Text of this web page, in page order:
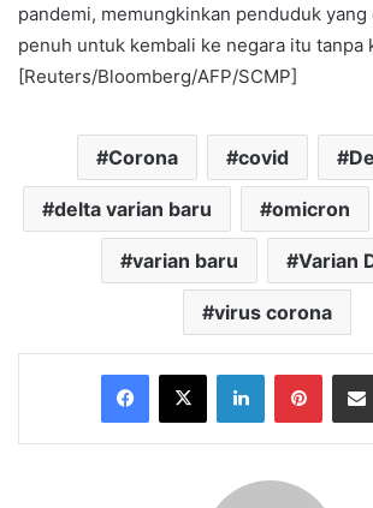
pandemi, memungkinkan penduduk yang
penuh untuk kembali ke negara itu tanpa
[Reuters/Bloomberg/AFP/SCMP]
Corona covid
delta varian baru omicron
varian baru Varian
virus corona
Facebook
X LinkedIn